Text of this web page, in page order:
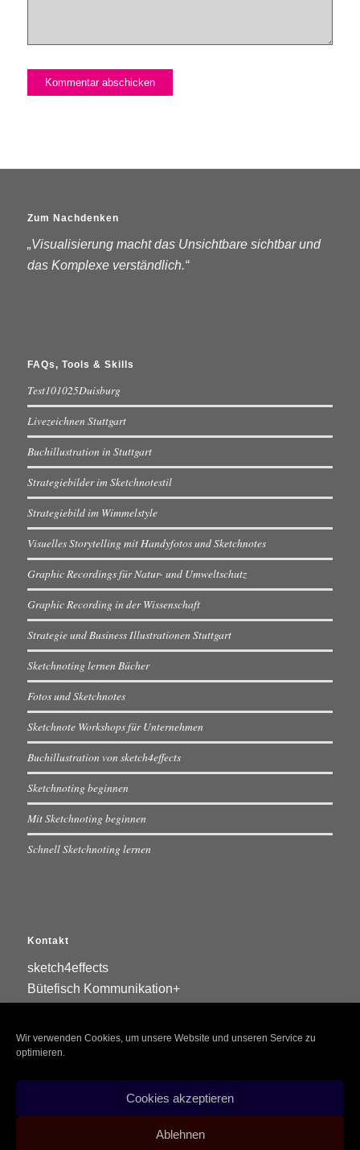
Wir verwenden Cookies, um unsere Website und unseren Service zu
optimieren.
Cookies akzeptieren
Ablehnen
Zum Nachdenken
„Visualisierung macht das Unsichtbare sichtbar und
das Komplexe verständlich.“
FAQs, Tools & Skills
Test101025Duisburg
Livezeichnen Stuttgart
Buchillustration in Stuttgart
Strategiebilder im Sketchnotestil
Strategiebild im Wimmelstyle
Visuelles Storytelling mit Handyfotos und Sketchnotes
Graphic Recordings für Natur- und Umweltschutz
Graphic Recording in der Wissenschaft
Strategie und Business Illustrationen Stuttgart
Sketchnoting lernen Bücher
Fotos und Sketchnotes
Sketchnote Workshops für Unternehmen
Buchillustration von sketch4effects
Sketchnoting beginnen
Mit Sketchnoting beginnen
Schnell Sketchnoting lernen
Kontakt
sketch4effects
Bütefisch Kommunikation+
70192 Stuttgart
info@buetefisch.de